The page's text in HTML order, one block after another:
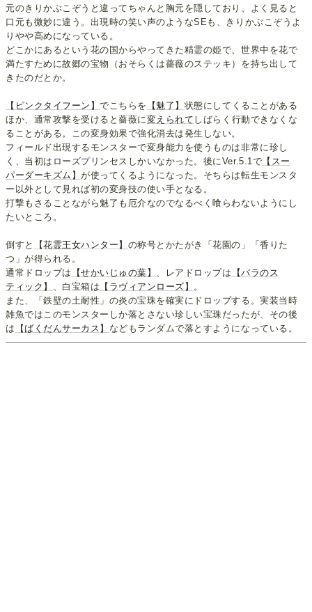
元のきりかぶこぞうと違ってちゃんと胸元を隠しており、よく見ると
口元も微妙に違う。出現時の笑い声のようなSEも、きりかぶこぞうよ
りやや高めになっている。
どこかにあるという花の国からやってきた精霊の姫で、世界中を花で
満たすために故郷の宝物（おそらくは薔薇のステッキ）を持ち出して
きたのだとか。
【ピンクタイフーン】でこちらを 【魅了】 状態にしてくることがある
ほか、通常攻撃を受けると薔薇に 変えられて しばらく行動できなくな
ることがある。この変身効果で強化消去は発生しない。
フィールド出現するモンスターで変身能力を使うものは非常に珍し
く、当初はローズプリンセスしかいなかった。後にVer.5.1で 【スー
パーダーキズム】が使ってくるようになった。そちらは転生モンスタ
ー以外として見れば初の変身技の使い手となる。
打撃もさることながら魅了も厄介なのでなるべく喰らわないようにし
たいところ。
倒すと 【花霊王女ハンター】 の称号とかたがき「花園の」「香りた
つ」が得られる。
通常ドロップは
【せかいじゅの葉】 、レアドロップは 【バラのス
ティック】
、白宝箱は 【ラヴィアンローズ】
。
また、「鉄壁の土耐性」の炎の宝珠を確実にドロップする。実装当時
雑魚ではこのモンスターしか落とさない珍しい宝珠だったが、その後
は
【ばくだんサーカス】 などもランダムで落とすようになっている。